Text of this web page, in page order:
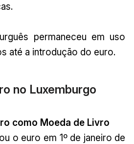
permaneceu em uso
até a introdução do euro.
no Luxemburgo
como Moeda de Livro
o euro em 1º de janeiro de